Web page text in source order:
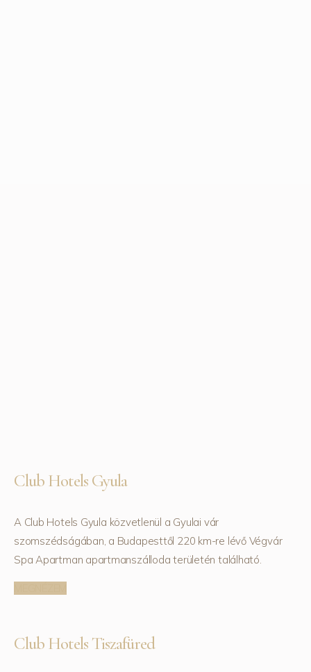
Club Hotels Gyula
A Club Hotels Gyula közvetlenül a Gyulai vár
szomszédságában, a Budapesttől 220 km-re lévő Végvár
Spa Apartman apartmanszálloda területén található.
Club Hotels Tiszafüred